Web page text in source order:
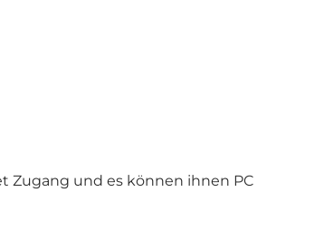
Zugang und es können ihnen PC